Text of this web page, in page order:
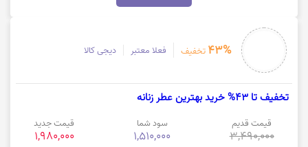
43% تخفیف فعلا معتبر دیجی کالا
تخفیف تا 43% خرید بهترین عطر زنانه
قیمت قدیم
3,490,000
سود شما
1,510,000
قیمت جدید
1,980,000